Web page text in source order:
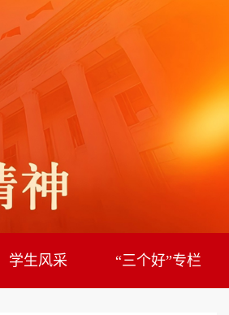
学生风采 “三个好”专栏